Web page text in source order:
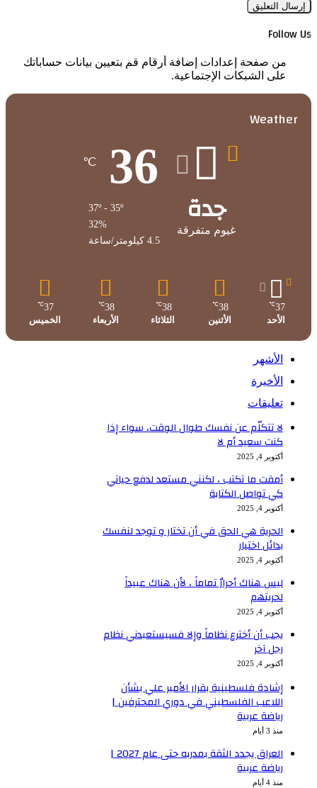
Follow Us
من صفحة إعدادات إضافة أرقام قم بتعيين بيانات حساباتك
على الشبكات الإجتماعية.
Weather
جدة
غيوم متفرقة
36
℃
37º - 35º
32%
4.5 كيلومتر/ساعة
37
℃
الأحد
38
℃
الأثنين
38
℃
الثلاثاء
38
℃
الأربعاء
37
℃
الخميس
الأشهر
الأخيرة
تعليقات
لا تتكلّم عن نفسك طوال الوقت، سواء إذا
كنت سعيد أم لا
أكتوبر 4, 2025
أمقت ما تكتب ، لكنني مستعد لدفع حياتي
كي تواصل الكتابة
أكتوبر 4, 2025
الحرية هي الحق في أن تختار و توجد لنفسك
بدائل اختيار
أكتوبر 4, 2025
ليس هناك أحرارٌ تماماً ، لأن هناك عبيداً
لحريتهم
أكتوبر 4, 2025
يجب أن أخترع نظاماً وإلا فسيستعبدني نظام
رجل آخر
أكتوبر 4, 2025
إشادة فلسطينية بقرار الأمير علي بشأن
اللاعب الفلسطيني في دوري المحترفين |
رياضة عربية
منذ 3 أيام
العراق يجدد الثقة بمدربه حتى عام 2027 |
رياضة عربية
منذ 4 أيام